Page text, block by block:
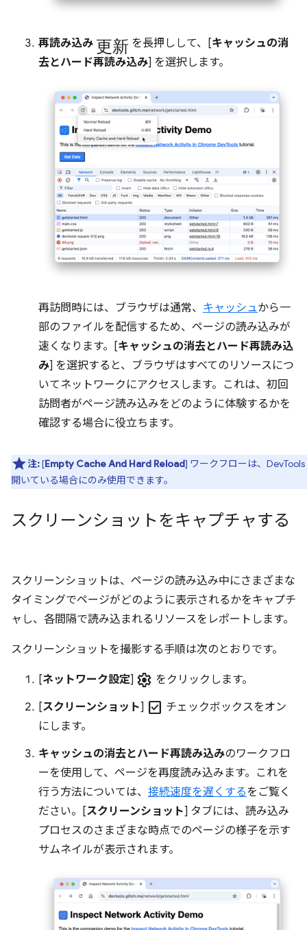
再読み込み 更新 を長押しして、[キャッシュの消
去とハード再読み込み] を選択します。
再訪問時には、ブラウザは通常、 キャッシュから一
部のファイルを配信するため、ページの読み込みが
速くなります。[キャッシュの消去とハード再読み込
み] を選択すると、ブラウザはすべてのリソースにつ
いてネットワークにアクセスします。これは、初回
訪問者がページ読み込みをどのように体験するかを
確認する場合に役立ちます。
注:[Empty Cache And Hard Reload] ワークフローは、DevTools
開いている場合にのみ使用できます。
スクリーンショットをキャプチャする
スクリーンショットは、ページの読み込み中にさまざまな
タイミングでページがどのように表示されるかをキャプチ
ャし、各間隔で読み込まれるリソースをレポートします。
スクリーンショットを撮影する手順は次のとおりです。
[ネットワーク設定] settings をクリックします。
[スクリーンショット] check_box チェックボックスをオン
にします。
キャッシュの消去とハード再読み込みのワークフロ
ーを使用して、ページを再度読み込みます。これを
行う方法については、 接続速度を遅くするをご覧く
ださい。[スクリーンショット] タブには、読み込み
プロセスのさまざまな時点でのページの様子を示す
サムネイルが表示されます。